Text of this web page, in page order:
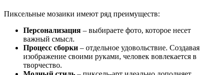
Пиксельные мозаики имеют ряд преимуществ:
Персонализация – выбираете фото, которое несет
важный смысл.
Процесс сборки – отдельное удовольствие. Создавая
изображение своими руками, человек вовлекается в
творчество.